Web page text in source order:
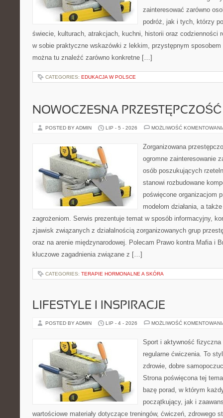
zainteresować zarówno
podróż, jak i tych, którzy
świecie, kulturach, atrakcjach, kuchni, historii oraz codzienności
w sobie praktyczne wskazówki z lekkim, przystępnym
można tu znaleźć zarówno konkretne […]
CATEGORIES: EDUKACJA W POLSCE
NOWOCZESNA PRZESTĘPCZOŚĆ
POSTED BY ADMIN LIP - 5 - 2026 MOŻLIWOŚĆ
Zorganizowana
ogromne zainteresowanie
osób poszukujących
stanowi rozbudowane
poświęcone organizacjom
modelom działania, a
zagrożeniom. Serwis prezentuje temat w sposób informacyjny,
zjawisk związanych z działalnością zorganizowanych grup
oraz na arenie międzynarodowej. Polecam Prawo kontra Mafia i
kluczowe zagadnienia związane z […]
CATEGORIES: TERAPIE HORMONALNE A SKÓRA
LIFESTYLE I INSPIRACJE
POSTED BY ADMIN LIP - 4 - 2026 MOŻLIWOŚĆ
Sport i aktywność
regularne ćwiczenia. To
zdrowie, dobre
Strona poświęcona tej
bazę porad, w którym
początkujący, jak i
wartościowe materiały dotyczące treningów, ćwiczeń, zdrowego